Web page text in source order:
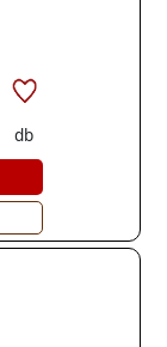
db